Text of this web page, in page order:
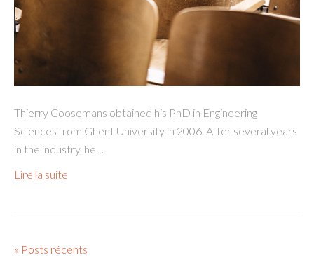
Thierry Coosemans obtained his PhD in Engineering
Sciences from Ghent University in 2006. After several years
in the industry, he…
Lire la suite
« Posts récents